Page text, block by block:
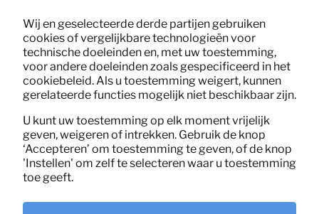
Wij en geselecteerde derde partijen gebruiken
cookies of vergelijkbare technologieën voor
technische doeleinden en, met uw toestemming,
voor andere doeleinden zoals gespecificeerd in het
cookiebeleid. Als u toestemming weigert, kunnen
gerelateerde functies mogelijk niet beschikbaar zijn.
U kunt uw toestemming op elk moment vrijelijk
geven, weigeren of intrekken. Gebruik de knop
‘Accepteren’ om toestemming te geven, of de knop
'Instellen' om zelf te selecteren waar u toestemming
toe geeft.